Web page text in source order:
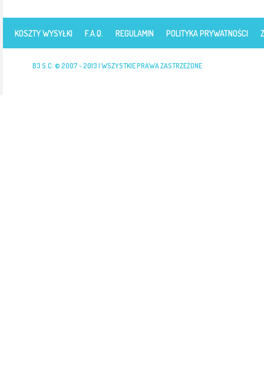
KOSZTY WYSYŁKI F.A.Q. REGULAMIN POLITYKA PRYWATNOŚCI
B3 S.C. © 2007 - 2013 | WSZYSTKIE PRAWA ZASTRZEŻONE